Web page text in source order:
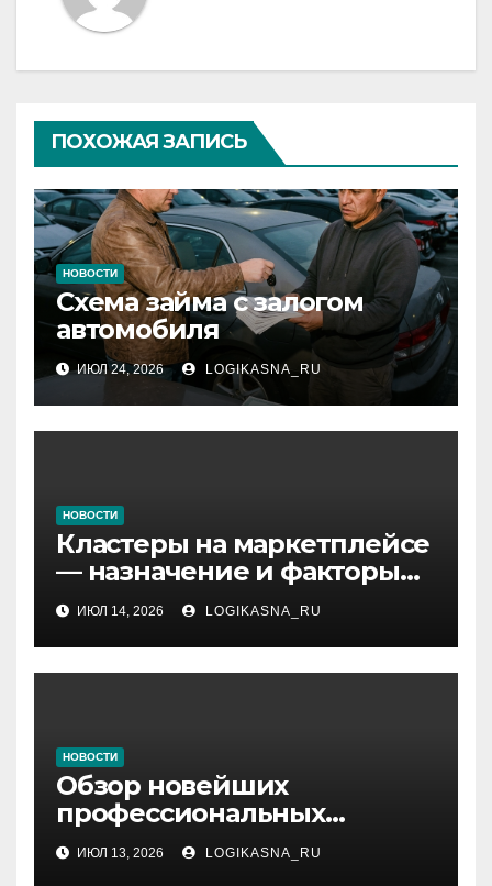
ПОХОЖАЯ ЗАПИСЬ
НОВОСТИ
Схема займа с залогом
автомобиля
ИЮЛ 24, 2026 LOGIKASNA_RU
НОВОСТИ
Кластеры на маркетплейсе
— назначение и факторы
ранжирования складов
ИЮЛ 14, 2026 LOGIKASNA_RU
НОВОСТИ
Обзор новейших
профессиональных
материалов и
инструментов
ИЮЛ 13, 2026 LOGIKASNA_RU